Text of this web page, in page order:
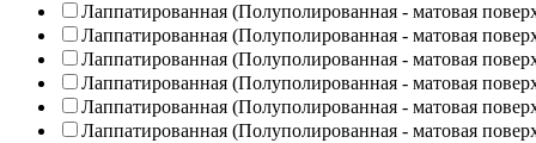
Лаппатированная (Полуполированная - матовая
Лаппатированная (Полуполированная - матовая
Лаппатированная (Полуполированная - матовая
Лаппатированная (Полуполированная - матовая
Лаппатированная (Полуполированная - матовая
Лаппатированная (Полуполированная - матовая